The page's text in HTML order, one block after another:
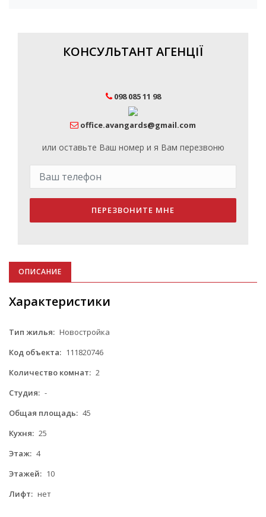
КОНСУЛЬТАНТ АГЕНЦІЇ
098 085 11 98
office.avangards@gmail.com
или оставьте Ваш номер и я Вам перезвоню
ПЕРЕЗВОНИТЕ МНЕ
ОПИСАНИЕ
Характеристики
Тип жилья: Новостройка
Код объекта: 111820746
Количество комнат: 2
Студия: -
Общая площадь: 45
Кухня: 25
Этаж: 4
Этажей: 10
Лифт: нет